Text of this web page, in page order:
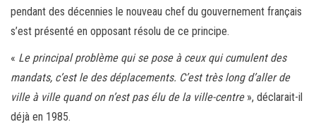
pendant des décennies le nouveau chef du gouvernement français
s’est présenté en opposant résolu de ce principe.
« Le principal problème qui se pose à ceux qui cumulent des
mandats, c’est le des déplacements. C’est très long d’aller de
ville à ville quand on n’est pas élu de la ville-centre», déclarait-il
déjà en 1985.